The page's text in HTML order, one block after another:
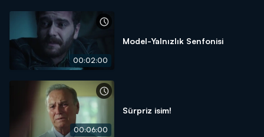
00:02:00
Model-Yalnızlık Senfonisi
00:06:00
Sürpriz isim!